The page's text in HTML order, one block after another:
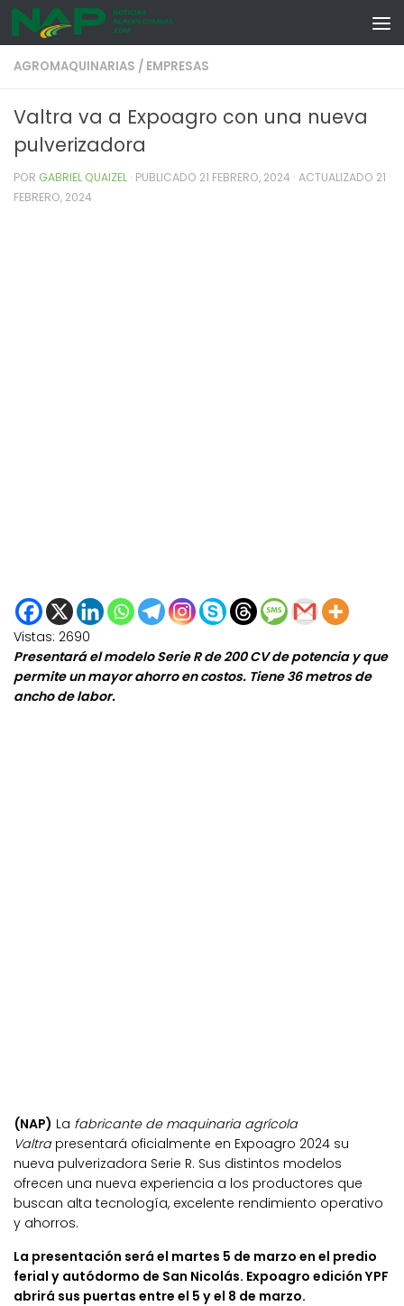
Skip to content
AGROMAQUINARIAS / EMPRESAS
Valtra va a Expoagro con una nueva
pulverizadora
POR GABRIEL QUAIZEL · PUBLICADO 21 FEBRERO, 2024 · ACTUALIZADO 21
FEBRERO, 2024
Vistas: 2690
Presentará el modelo Serie R de 200 CV de potencia y que
permite un mayor ahorro en costos. Tiene 36 metros de
ancho de labor.
(NAP) La fabricante de maquinaria agrícola
Valtrapresentará oficialmente en Expoagro 2024 su
nueva pulverizadora Serie R. Sus distintos modelos
ofrecen una nueva experiencia a los productores que
buscan alta tecnología, excelente rendimiento operativo
y ahorros.
La presentación será el martes 5 de marzo en el predio
ferial y autódormo de San Nicolás. Expoagro edición YPF
abrirá sus puertas entre el 5 y el 8 de marzo.